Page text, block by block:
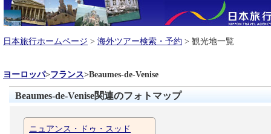
日本旅行ホームページ > 海外ツアー検索・予約 > 観光地一覧
ヨーロッパ>フランス>Beaumes-de-Venise
Beaumes-de-Venise関連のフォトマップ
ニュアンス・ドゥ・スッド